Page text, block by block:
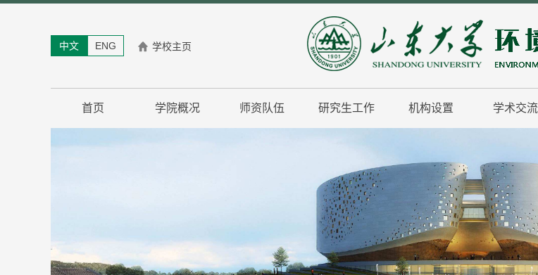
中文 ENG 学校主页
首页 学院概况 师资队伍 研究生工作 机构设置 学术交流